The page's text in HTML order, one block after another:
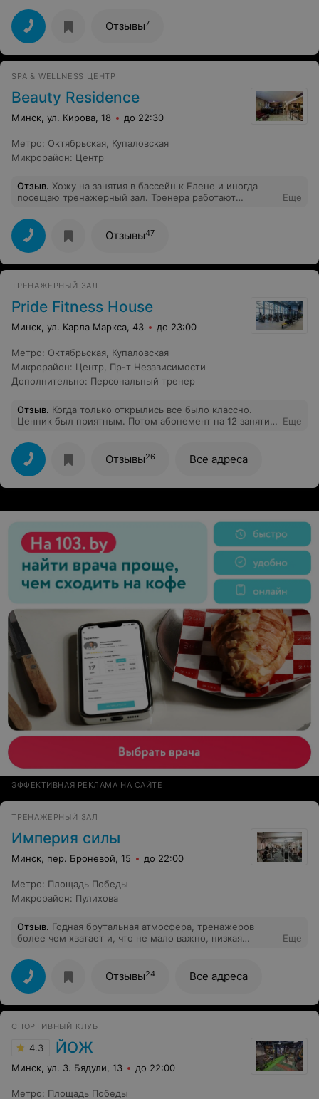
заряжаюсь положительными эмоциями, отличным
настроением и физически чувствую себя
замечательно!!!)Спасибо!
Отзывы7
SPA & WELLNESS ЦЕНТР
Beauty Residence
Минск, ул. Кирова, 18 до 22:30
Метро: Октябрьская Купаловская
Микрорайон: Центр
Отзыв. Хожу на занятия в бассейн к Елене и иногда
посещаю тренажерный зал. Тренера работают
но потом его еще и обновили, так что тем более
нареканий нет! Из недостатков: сказали, что
закрывается бассейн на месяц, это стандартная
профилактика и чистка, но не представляю как я буду
этот месяц без занятий! ))) Все очень здорово) буду
Еще
Отзывы47
ТРЕНАЖЕРНЫЙ ЗАЛ
Pride Fitness House
Минск, ул. Карла Маркса, 43 до 23:00
Метро: Октябрьская Купаловская
Микрорайон: Центр
Пр-т Независимости
Дополнительно: Персональный тренер
Отзыв. Когда только открылись все было классно.
Ценник был приятным. Потом абонемент на 12 занятий
разовое посещение стало, ребята вы че? Как
альтернативу нашел 2 зала, один 45 000 разовое,
второй 50 000. p.s зал хороший, но с нашими зп там
нечего делать
Еще
Отзывы26 Все адреса
ЭФФЕКТИВНАЯ РЕКЛАМА НА САЙТЕ
ТРЕНАЖЕРНЫЙ ЗАЛ
Империя силы
Минск, пер. Броневой, 15 до 22:00
Метро: Площадь Победы
Микрорайон: Пулихова
Отзыв. Годная брутальная атмосфера, тренажеров
более чем хватает и, что не мало важно, низкая
отзывах упоминают душевые и туалет так, как будто
это решающий фактор и проводят они там больше
времени, чем в самом зале. Приходите за результатом,
а не жаловаться на мелочи)
Еще
Отзывы24 Все адреса
СПОРТИВНЫЙ КЛУБ
4.3 ЙОЖ
Минск, ул. З. Бядули, 13 до 22:00
Метро: Площадь Победы